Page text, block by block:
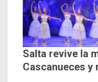
Salta revive la
Cascanueces y